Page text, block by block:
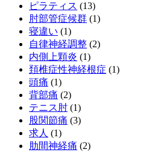
ピラティス (13)
肘部管症候群 (1)
寝違い (1)
自律神経調整 (2)
内側上顆炎 (1)
頚椎症性神経根症 (1)
頭痛 (1)
背部痛 (2)
テニス肘 (1)
股関節痛 (3)
求人 (1)
肋間神経痛 (2)